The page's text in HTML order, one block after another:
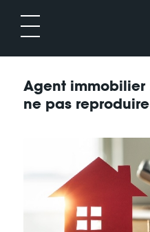
Agent
ne pas